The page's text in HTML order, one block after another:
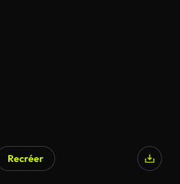
Recréer